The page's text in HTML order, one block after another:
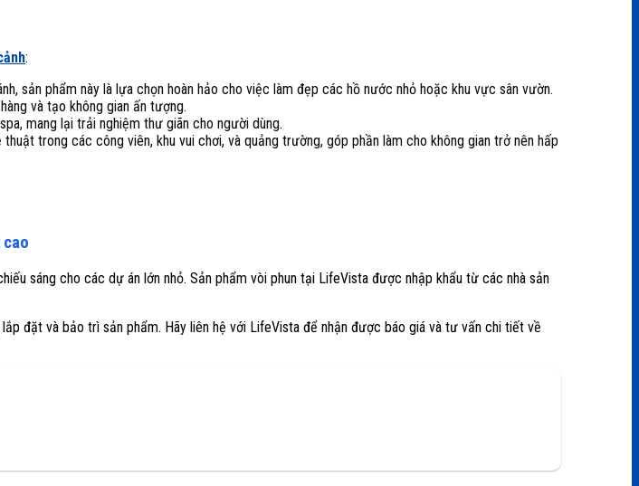
:
sản phẩm này là lựa chọn hoàn hảo cho việc làm đẹp các hồ nước nhỏ hoặc khu vực sân vườn.
và tạo không gian ấn tượng.
mang lại trải nghiệm thư giãn cho người dùng.
trong các công viên, khu vui chơi, và quảng trường, góp phần làm cho không gian trở nên hấp
sáng cho các dự án lớn nhỏ. Sản phẩm vòi phun tại LifeVista được nhập khẩu từ các nhà sản
đặt và bảo trì sản phẩm. Hãy liên hệ với LifeVista để nhận được báo giá và tư vấn chi tiết về